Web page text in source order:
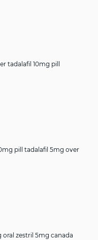
tadalafil 10mg pill
pill
tadalafil 5mg over
oral zestril 5mg canada